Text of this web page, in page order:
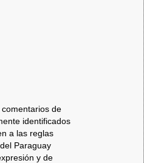
de
identificados
a las reglas
Paraguay
y de